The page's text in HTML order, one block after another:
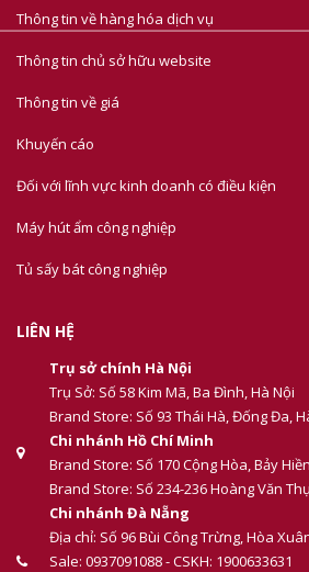
Thông tin về hàng hóa dịch vụ
Thông tin chủ sở hữu website
Thông tin về giá
Khuyến cáo
Đối với lĩnh vực kinh doanh có điều kiện
Máy hút ẩm công nghiệp
Tủ sấy bát công nghiệp
LIÊN HỆ
Trụ sở chính Hà Nội
Trụ Sở: Số 58 Kim Mã, Ba Đình, Hà Nội
Brand Store: Số 93 Thái Hà, Đống Đa,
Chi nhánh Hồ Chí Minh
Brand Store: Số 170 Cộng Hòa, Bảy
Brand Store: Số 234-236 Hoàng Văn
Chi nhánh Đà Nẵng
Địa chỉ: Số 96 Bùi Công Trừng, Hòa
Sale: 0937091088 - CSKH: 1900633631